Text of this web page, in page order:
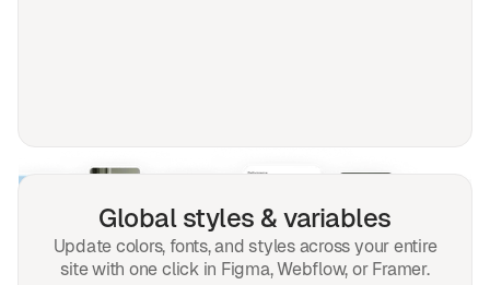
Global styles & variables
Update colors, fonts, and styles across your entire
site with one click in Figma, Webflow, or Framer.